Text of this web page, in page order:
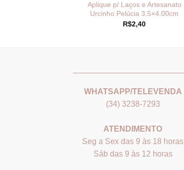
Aplique p/ Laços e Artesanato
Urcinho Pelúcia 3.5×4.00cm
R$2,40
WHATSAPP/TELEVENDA
(34) 3238-7293
ATENDIMENTO
Seg a Sex das 9 às 18 horas
Sáb das 9 às 12 horas